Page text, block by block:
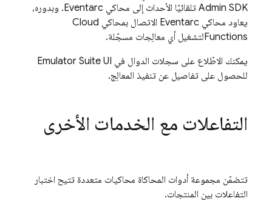
Admin SDK
تلقائيًا الأحداث إلى محاكي Eventarc. وبدوره،
يعاود محاكي Eventarc الاتصال بمحاكي
Cloud
Functionsلتشغيل أي معالِجات مسجّلة.
يمكنك الاطّلاع على سجلات الدوال في Emulator Suite UI
للحصول على تفاصيل عن تنفيذ المعالِج.
التفاعلات مع الخدمات الأخرى
تتضمّن مجموعة أدوات المحاكاة محاكيات متعددة تتيح اختبار
التفاعلات بين المنتجات.